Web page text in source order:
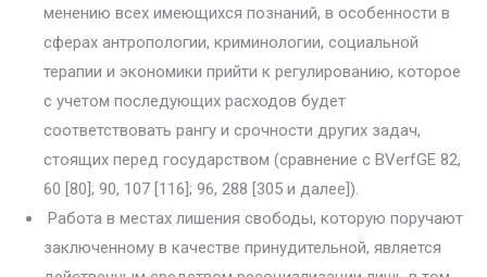
менению всех имеющихся познаний, в особенности в
сферах антрополо­гии, криминологии, социальной
терапии и экономики прийти к регули­рованию, которое
с учетом последующих расходов будет
соответствовать рангу и срочности других задач,
стоящих перед государством (сравнение с BVerfGE 82,
60 [80]; 90, 107 [116]; 96, 288 [305 и далее]).
Работа в местах лишения свободы, которую поручают
заключен­ному в качестве принудительной, является